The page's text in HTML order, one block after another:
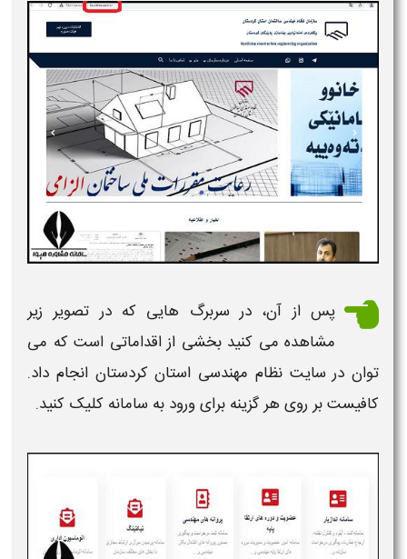
پس از آن، در سربرگ هایی که در تصویر زیر
مشاهده می کنید بخشی از اقداماتی است که می
توان در سایت نظام مهندسی استان کردستان انجام داد.
کافیست بر روی هر گزینه برای ورود به سامانه کلیک کنید.